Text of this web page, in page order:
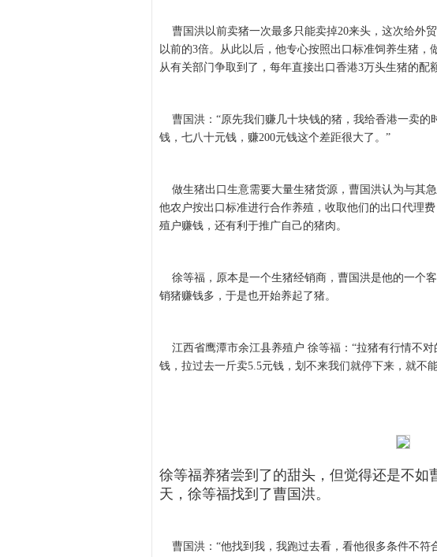
曹国洪以前卖猪一次最多只能卖掉20来头，这次给外
以前的3倍。从此以后，他专心按照出口标准饲养生猪，
从有关部门争取到了，每年直接出口香港3万头生猪的配
曹国洪：“原先我们赚几十块钱的猪，我给香港一卖的
钱，七八十元钱，赚200元钱这个差距很大了。”
做生猪出口生意需要大量生猪货源，曹国洪认为与其
他农户按出口标准进行合作养殖，收取他们的出口代理
殖户赚钱，还有利于推广自己的猪肉。
徐等福，原本是一个生猪经销商，曹国洪是他的一个
销猪赚钱多，于是也开始养起了猪。
江西省鹰潭市余江县养殖户 徐等福：“拉猪有行情不
钱，拉过去一斤卖5.5元钱，划不来我们就停下来，就不
徐等福养猪尝到了的甜头，但觉得还是不如
天，徐等福找到了曹国洪。
曹国洪：“他找到我，我跑过去看，看他很多条件不符